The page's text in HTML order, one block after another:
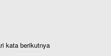
kata berikutnya